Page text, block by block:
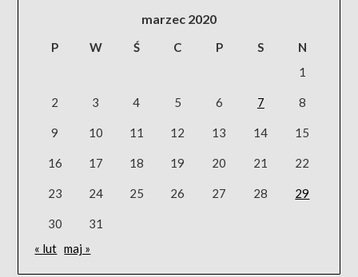
marzec 2020
P W Ś C P S
N
1
2 3 4 5 6 7 8
9 10 11 12 13 14 15
16 17 18 19 20 21 22
23 24 25 26 27 28 29
30
31
« lut maj »